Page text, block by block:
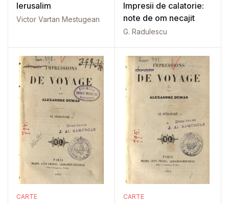
Ierusalim
Victor Vartan Mestugean
Impresii de calatorie:
note de om necajit
G. Radulescu
CARTE CARTE